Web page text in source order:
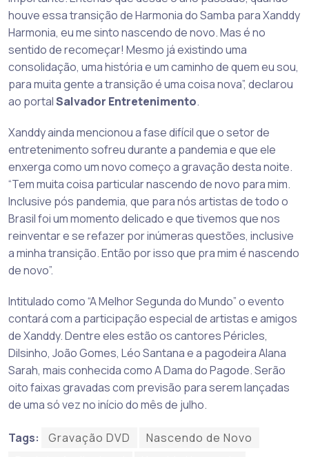
houve essa transição de Harmonia do Samba para Xanddy
Harmonia, eu me sinto nascendo de novo. Mas é no
sentido de recomeçar! Mesmo já existindo uma
consolidação, uma história e um caminho de quem eu sou,
para muita gente a transição é uma coisa nova”, declarou
ao portalSalvador Entretenimento.
Xanddy ainda mencionou a fase difícil que o setor de
entretenimento sofreu durante a pandemia e que ele
enxerga como um novo começo a gravação desta noite.
“Tem muita coisa particular nascendo de novo para mim.
Inclusive pós pandemia, que para nós artistas de todo o
Brasil foi um momento delicado e que tivemos que nos
reinventar e se refazer por inúmeras questões, inclusive
a minha transição. Então por isso que pra mim é nascendo
de novo”.
Intitulado como “A Melhor Segunda do Mundo” o evento
contará com a participação especial de artistas e amigos
de Xanddy. Dentre eles estão os cantores Péricles,
Dilsinho, João Gomes, Léo Santana e a pagodeira Alana
Sarah, mais conhecida como A Dama do Pagode. Serão
oito faixas gravadas com previsão para serem lançadas
de uma só vez no início do mês de julho.
Tags: Gravação DVD
Nascendo de Novo